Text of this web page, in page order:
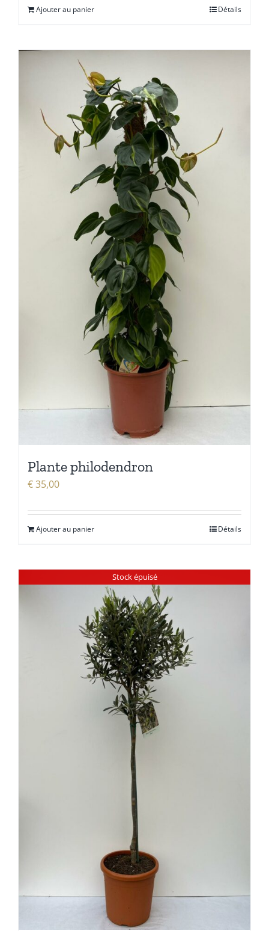
Ajouter au panier Détails
Plante philodendron
€35,00
Ajouter au panier Détails
Stock épuisé